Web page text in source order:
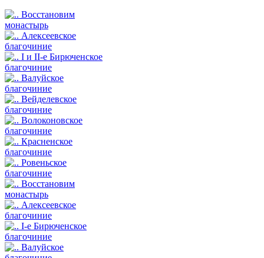
Восстановим
монастырь
Алексеевское
благочиние
I и II-е Бирюченское
благочиние
Валуйское
благочиние
Вейделевское
благочиние
Волоконовское
благочиние
Красненское
благочиние
Ровеньское
благочиние
Восстановим
монастырь
Алексеевское
благочиние
I-е Бирюченское
благочиние
Валуйское